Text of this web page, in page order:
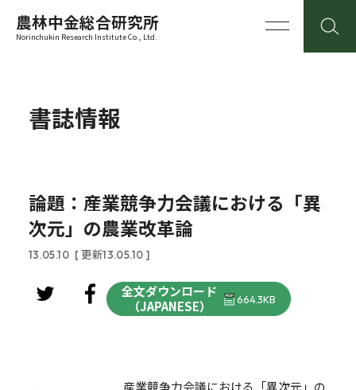
農林中金総合研究所
Norinchukin Research Institute Co., Ltd.
書誌情報
論題：産業競争力会議における「異
次元」の農業改革論
13.05.10 [ 更新13.05.10 ]
全文ダウンロード
（JAPANESE）
664.3KB
産業競争力会議における「異次元」の